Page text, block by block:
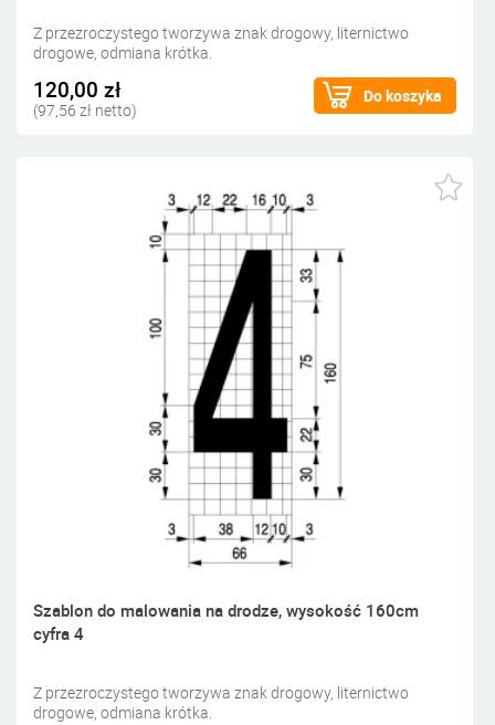
Z przezroczystego tworzywa znak drogowy, liternictwo
drogowe, odmiana krótka.
120,00 zł
(97,56 zł netto)
Do koszyka
Szablon do malowania na drodze, wysokość 160cm
cyfra 4
Z przezroczystego tworzywa znak drogowy, liternictwo
drogowe, odmiana krótka.